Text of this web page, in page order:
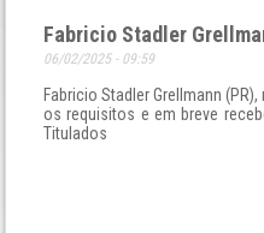
Fabricio Stadler
06/02/2025 - 09:59
Fabricio Stadler Grellmann
os requisitos e em breve
Titulados